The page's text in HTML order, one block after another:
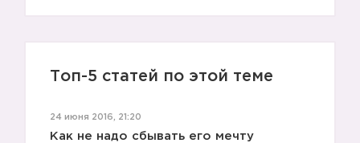
Топ-5 статей по этой теме
24 июня 2016, 21:20
Как не надо сбывать его мечту